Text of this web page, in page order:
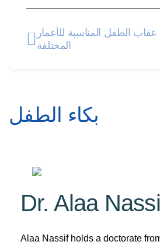
الطفل المناسبة للأعمار
المختلفة
بكاء الطفل
Dr. Alaa
Alaa Nassif holds a doctorate